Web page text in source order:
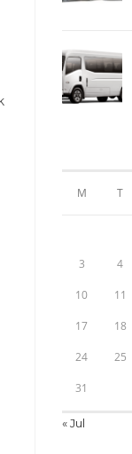
M T
3 4
10 11
17 18
24 25
31
« Jul